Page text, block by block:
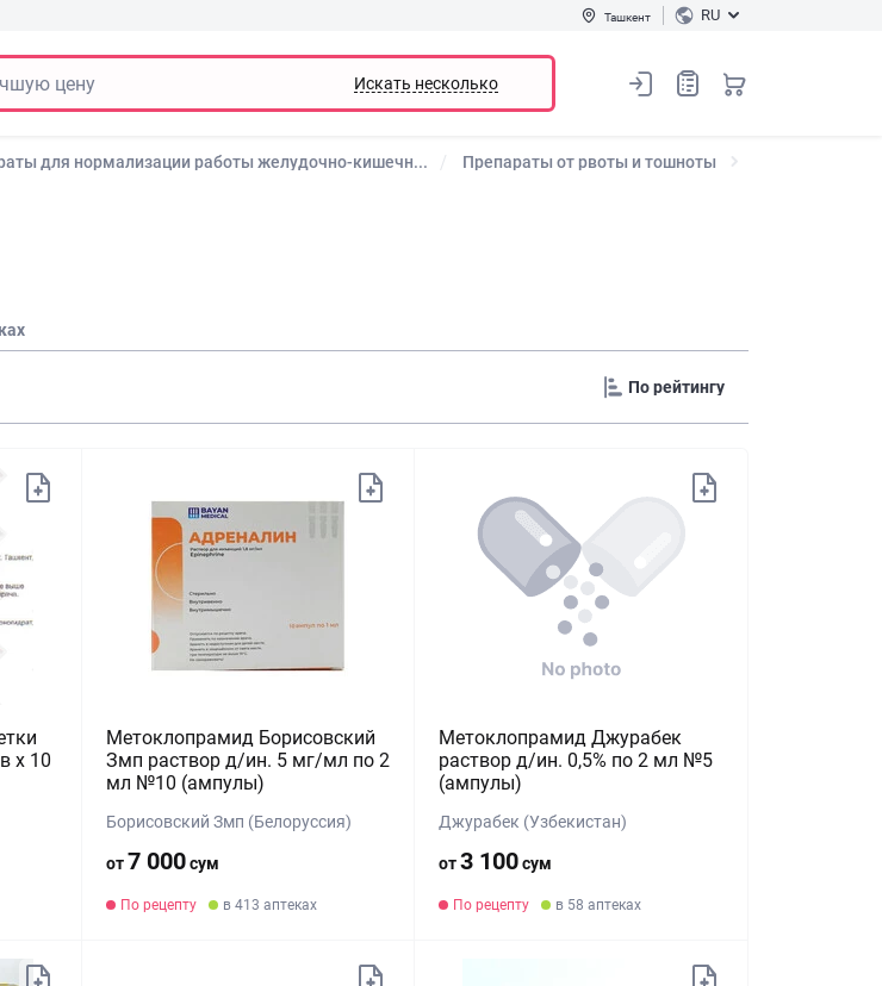
Ташкент RU
Искать несколько
для нормализации работы желудочно-кишечн... Препараты от рвоты и тошноты
х 10
Метоклопрамид Борисовский
Змп раствор д/ин. 5 мг/мл по 2
мл №10 (ампулы)
Борисовский Змп (Белоруссия)
от7 000сум
По рецепту в 413 аптеках
Метоклопрамид Джурабек
раствор д/ин. 0,5% по 2 мл №5
(ампулы)
Джурабек (Узбекистан)
от3 100сум
По рецепту в 58 аптеках